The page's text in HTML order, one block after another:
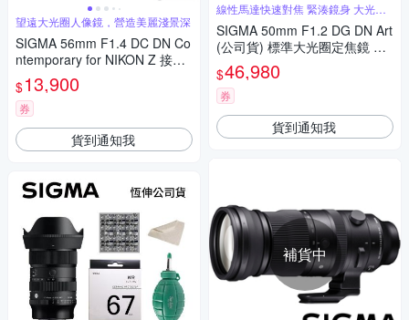
望遠大光圈人像鏡，營造美麗淺景深
SIGMA 56mm F1.4 DC DN Co
ntemporary for NIKON Z 接環
(公司貨) 望遠大光圈定焦鏡 人
像鏡 APS-C 無反微單眼專用鏡
頭
$13,900
券
貨到通知我
線性馬達快速對焦 緊湊鏡身 大光圈
人像鏡
SIGMA 50mm F1.2 DG DN Art
(公司貨) 標準大光圈定焦鏡 人
像鏡 全片幅微單眼鏡頭
$46,980
券
貨到通知我
補貨中